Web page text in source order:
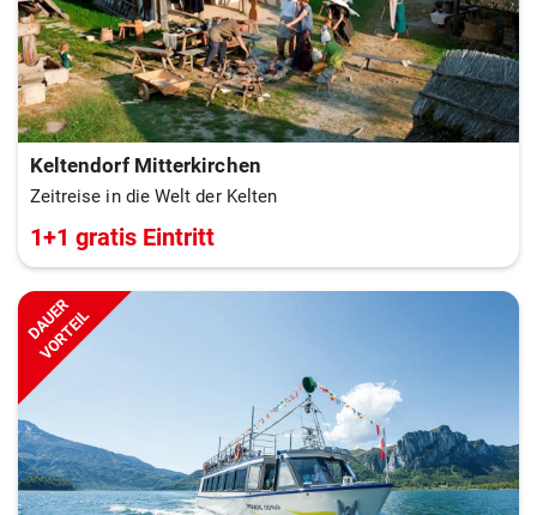
Keltendorf Mitterkirchen
Zeitreise in die Welt der Kelten
1+1 gratis Eintritt
DAUER
VORTEIL